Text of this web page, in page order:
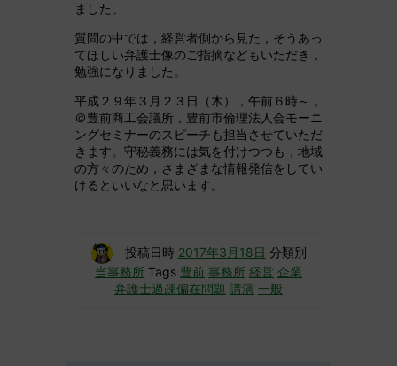
ました。
質問の中では，経営者側から見た，そうあっ
てほしい弁護士像のご指摘などもいただき，
勉強になりました。
平成２９年３月２３日（木），午前６時～，
＠豊前商工会議所，豊前市倫理法人会モーニ
ングセミナーのスピーチも担当させていただ
きます。守秘義務には気を付けつつも，地域
の方々のため，さまざまな情報発信をしてい
けるといいなと思います。
投稿日時 2017年3月18日 分類別
当事務所 Tags 豊前 事務所 経営 企業
弁護士過疎偏在問題 講演 一般